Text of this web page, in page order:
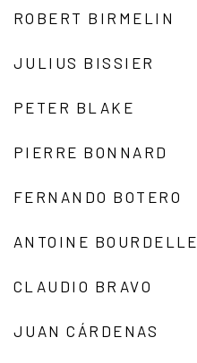
ROBERT BIRMELIN
JULIUS BISSIER
PETER BLAKE
PIERRE BONNARD
FERNANDO BOTERO
ANTOINE BOURDELLE
CLAUDIO BRAVO
JUAN CÁRDENAS